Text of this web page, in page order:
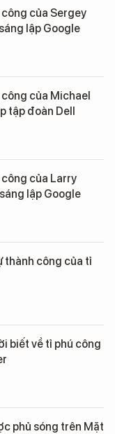
của Sergey
lập Google
của Michael
tập đoàn Dell
của Larry
lập Google
thành công của tỉ
biết về tỉ phú công
phủ sóng trên Mặt